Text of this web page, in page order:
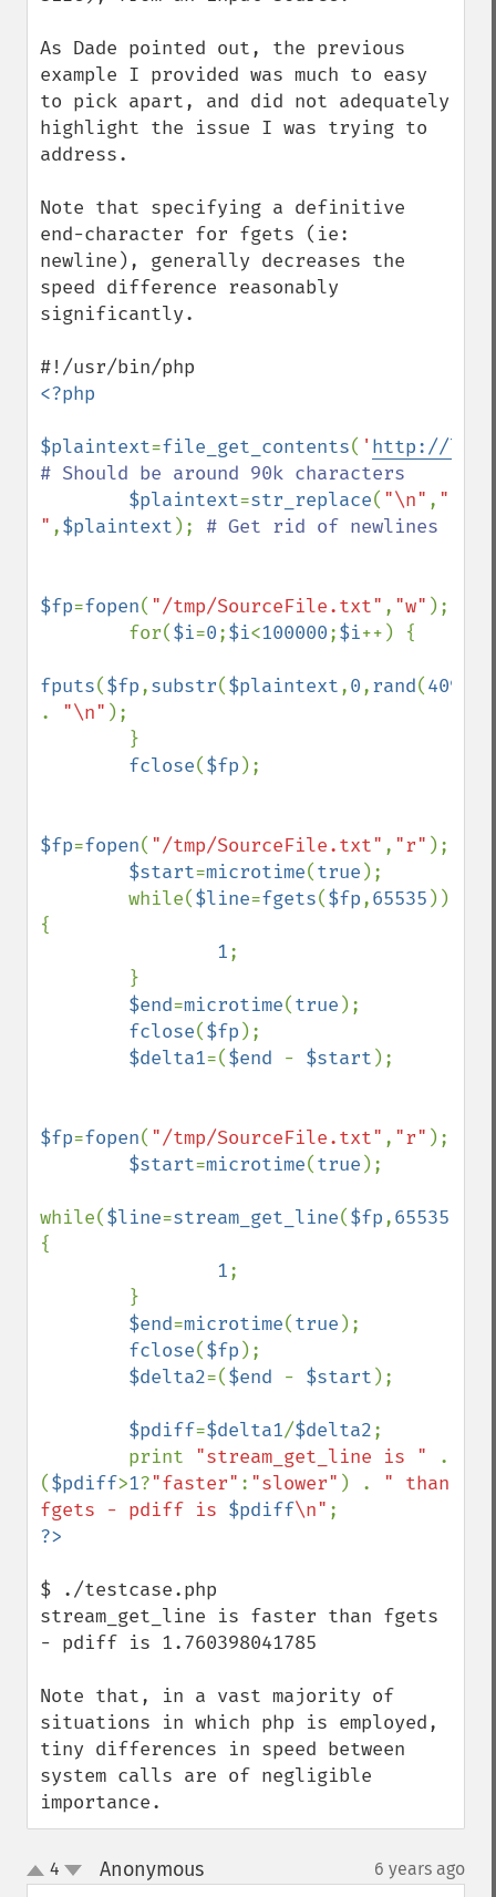
As Dade pointed out, the previous
example I provided was much to easy
to pick apart, and did not adequately
highlight the issue I was trying to
address.
Note that specifying a definitive
end-character for fgets (ie:
newline), generally decreases the
speed difference reasonably
significantly.
<?php
$plaintext=file_get_contents( ' http://
# Should be around 90k characters
$plaintext=str_replace( "\n" , "
" ,$plaintext ); # Get rid of newlines
$fp=fopen( "/tmp/SourceFile.txt" , "w" );
        for(
$i=0;$i<100000;$i++) {
fputs($fp,substr($plaintext,0,rand(4096
. "\n" );
fclose($fp );
$fp=fopen( "/tmp/SourceFile.txt" , "r" );
$start=microtime(true );
        while(
$line=fgets($fp,65535 ))
{
1;
$end=microtime(true );
fclose($fp );
$delta1=($end - $start );
$fp=fopen( "/tmp/SourceFile.txt" , "r" );
$start=microtime(true );
while($line=stream_get_line($fp,65535
{
1;
$end=microtime(true );
fclose($fp );
$delta2=($end - $start );
$pdiff=$delta1/$delta2;
        print
"stream_get_line is "
.
($pdiff>1?"faster" : "slower" ) . " than
fgets - pdiff is $pdiff\n"
$ ./testcase.php
stream_get_line is faster than fgets
- pdiff is 1.760398041785
Note that, in a vast majority of
situations in which php is employed,
tiny differences in speed between
system calls are of negligible
importance.
up
down
4 Anonymous¶ 6 years ago